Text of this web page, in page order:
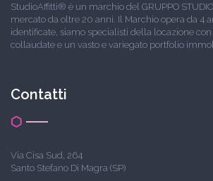
StudioAffitti® è un marchio del GRUPPO
mercato da oltre 20 anni. Il Marchio opera da 4
identificate, siamo specialisti della locazione
collaudate e un vasto e variegato portfolio
Contatti
Via Cisa Sud, 264
Santo Stefano Di Magra (SP)